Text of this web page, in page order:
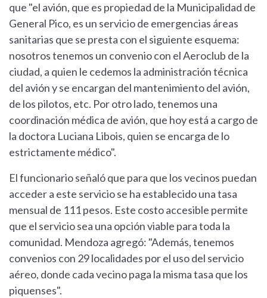
que "el avión, que es propiedad de la Municipalidad de
General Pico, es un servicio de emergencias áreas
sanitarias que se presta con el siguiente esquema:
nosotros tenemos un convenio con el Aeroclub de la
ciudad, a quien le cedemos la administración técnica
del avión y se encargan del mantenimiento del avión,
de los pilotos, etc. Por otro lado, tenemos una
coordinación médica de avión, que hoy está a cargo de
la doctora Luciana Libois, quien se encarga de lo
estrictamente médico".
El funcionario señaló que para que los vecinos puedan
acceder a este servicio se ha establecido una tasa
mensual de 111 pesos. Este costo accesible permite
que el servicio sea una opción viable para toda la
comunidad. Mendoza agregó: "Además, tenemos
convenios con 29 localidades por el uso del servicio
aéreo, donde cada vecino paga la misma tasa que los
piquenses".